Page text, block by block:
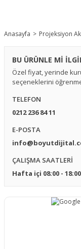
Anasayfa Projeksiyon
BU ÜRÜNLE Mİ
Özel fiyat, yerinde
seçeneklerini
TELEFON
0212 236 84 11
E-POSTA
ÇALIŞMA SAATLERİ
Hafta içi 08:00 -